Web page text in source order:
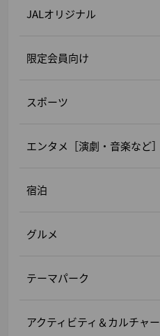
JALオリジナル
限定会員向け
スポーツ
エンタメ［演劇・音楽など］
宿泊
グルメ
テーマパーク
アクティビティ＆カルチャー